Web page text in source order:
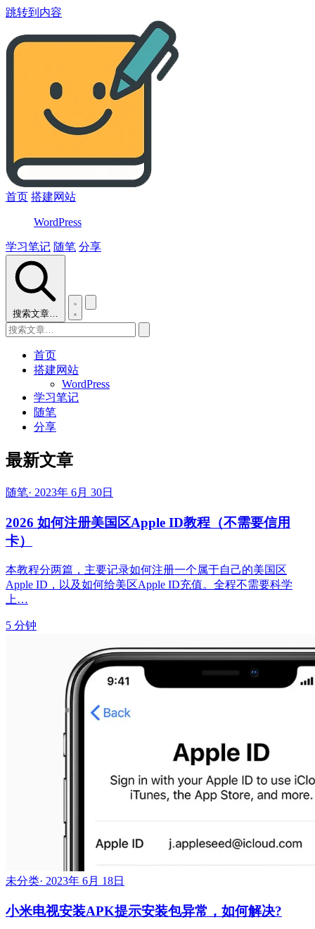
跳转到内容
首页 搭建网站
WordPress
学习笔记 随笔 分享
搜索文章…
首页
搭建网站
WordPress
学习笔记
随笔
分享
最新文章
随笔· 2023年 6月 30日
2026 如何注册美国区Apple ID教程（不需要信用
卡）
本教程分两篇，主要记录如何注册一个属于自己的美国区
Apple ID，以及如何给美区Apple ID充值。全程不需要科学
上…
5 分钟
未分类· 2023年 6月 18日
小米电视安装APK提示安装包异常，如何解决?